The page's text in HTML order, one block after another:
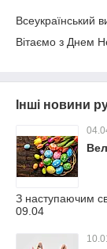
Всеукраїнський
Вітаємо з Днем
Інші новини
З наступаючим
09.04